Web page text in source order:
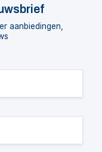
aanbiedingen,